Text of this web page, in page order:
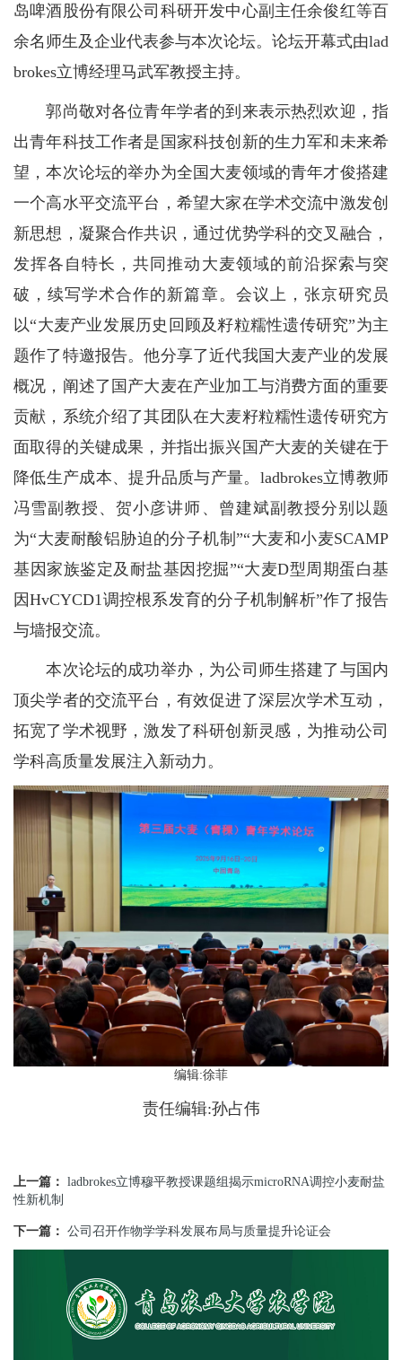
岛啤酒股份有限公司科研开发中心副主任余俊红等百
余名师生及企业代表参与本次论坛。论坛开幕式由lad
brokes立博经理马武军教授主持。
郭尚敬对各位青年学者的到来表示热烈欢迎，指
出青年科技工作者是国家科技创新的生力军和未来希
望，本次论坛的举办为全国大麦领域的青年才俊搭建
一个高水平交流平台，希望大家在学术交流中激发创
新思想，凝聚合作共识，通过优势学科的交叉融合，
发挥各自特长，共同推动大麦领域的前沿探索与突
破，续写学术合作的新篇章。会议上，张京研究员
以“大麦产业发展历史回顾及籽粒糯性遗传研究”为主
题作了特邀报告。他分享了近代我国大麦产业的发展
概况，阐述了国产大麦在产业加工与消费方面的重要
贡献，系统介绍了其团队在大麦籽粒糯性遗传研究方
面取得的关键成果，并指出振兴国产大麦的关键在于
降低生产成本、提升品质与产量。ladbrokes立博教师
冯雪副教授、贺小彦讲师、曾建斌副教授分别以题
为“大麦耐酸铝胁迫的分子机制”“大麦和小麦SCAMP
基因家族鉴定及耐盐基因挖掘”“大麦D型周期蛋白基
因HvCYCD1调控根系发育的分子机制解析”作了报告
与墙报交流。
本次论坛的成功举办，为公司师生搭建了与国内
顶尖学者的交流平台，有效促进了深层次学术互动，
拓宽了学术视野，激发了科研创新灵感，为推动公司
学科高质量发展注入新动力。
编辑:徐菲
责任编辑:孙占伟
上一篇： ladbrokes立博穆平教授课题组揭示microRNA调控小麦耐盐
性新机制
下一篇： 公司召开作物学学科发展布局与质量提升论证会